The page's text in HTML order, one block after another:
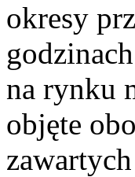
okresy
na rynku
objęte